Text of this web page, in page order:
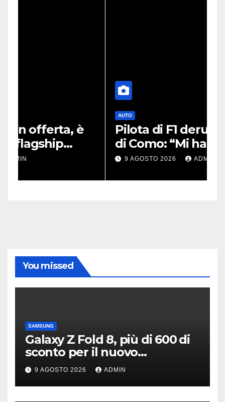
Pilota di F1 derubato sul lago
di Como: “Mi hanno portato
ADMIN
You missed
SAMSUNG
Galaxy Z Fold 8, più di 600 di
sconto per il nuovo
pieghevole di Samsung
9 AGOSTO 2026 ADMIN